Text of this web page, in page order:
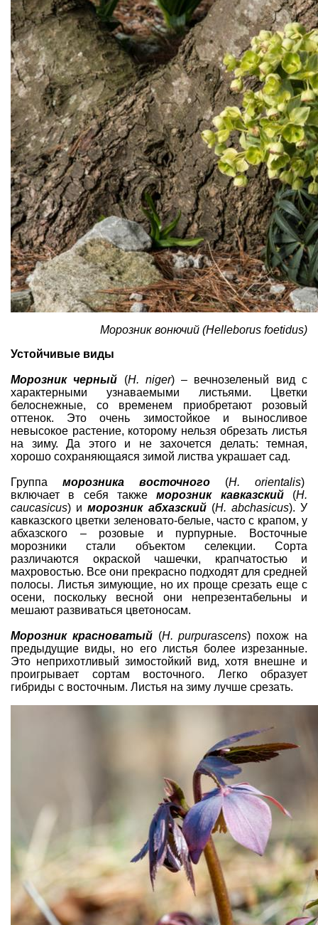
Морозник вонючий (Helleborus foetidus)
Устойчивые виды
Морозник черный (Н. niger) – вечнозеленый вид с
характерными узнаваемыми листьями. Цветки
белоснежные, со временем приобретают розовый
оттенок. Это очень зимостойкое и выносливое
невысокое растение, которому нельзя обрезать листья
на зиму. Да этого и не захочется делать: темная,
хорошо сохраняющаяся зимой листва украшает сад.
Группа морозника восточного (Н. orientalis)
включает в себя такжеморозник кавказский(Н.
caucasicus) иморозник абхазский(Н. abchasicus). У
кавказского цветки зеленовато-белые, часто с крапом, у
абхазского – розовые и пурпурные. Восточные
морозники стали объектом селекции. Сорта
различаются окраской чашечки, крапчатостью и
махровостью. Все они прекрасно подходят для средней
полосы. Листья зимующие, но их проще срезать еще с
осени, поскольку весной они непрезентабельны и
мешают развиваться цветоносам.
Морозник красноватый(Н. purpurascens) похож на
предыдущие виды, но его листья более изрезанные.
Это неприхотливый зимостойкий вид, хотя внешне и
проигрывает сортам восточного. Легко образует
гибриды с восточным. Листья на зиму лучше срезать.